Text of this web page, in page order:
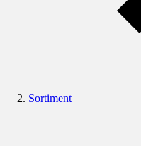
Sortiment